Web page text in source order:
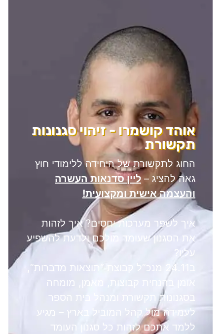
אוהד קושמרו - זיהוי סגנונות
תקשורת
החוג לתקשורת של היחידה ללימודי חוץ
גאה להציג –ליין סדנאות העשרה
והעצמה אישית ומקצועית!
איך לשפר מערכות יחסים? איך לזהות
את הסגנון שעומד מולכם ולדעת להשפיע
עליו?
ב24.11 מנכ”ל קבוצת “תוצאות מדברות”,
אומן בהנחית קבוצות, מאמן, מומחה
בסגנונות תקשורת ומנהל בית הספר
לעמידה מול קהל המוביל בארץ – מגיע
ללמד אתכם לזהות כל סגנון העומד